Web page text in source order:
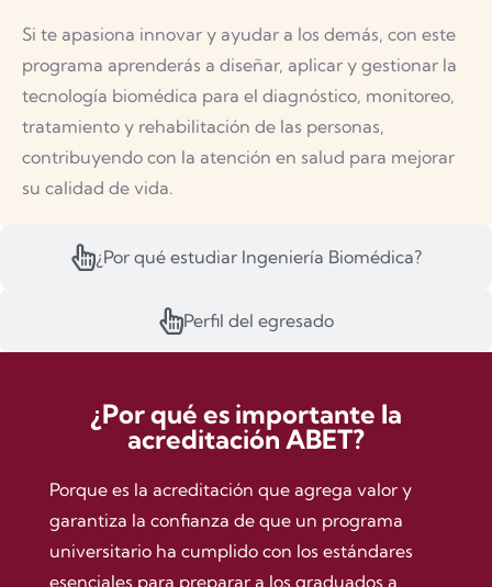
¿Por qué estudiar Ingeniería Biomédica?
Perfil del egresado
Si te apasiona innovar y ayudar a los demás, con este
programa aprenderás a diseñar, aplicar y gestionar la
tecnología biomédica para el diagnóstico, monitoreo,
tratamiento y rehabilitación de las personas,
contribuyendo con la atención en salud para mejorar
su calidad de vida.
¿Por qué es importante la
acreditación ABET?
Porque es la acreditación que agrega valor y
garantiza la confianza de que un programa
universitario ha cumplido con los estándares
esenciales para preparar a los graduados a